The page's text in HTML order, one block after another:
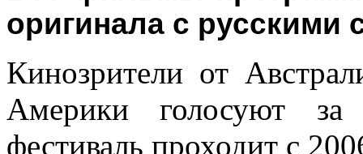
оригинала с русскими
Кинозрители от
Америки голосуют
фестиваль проходит с